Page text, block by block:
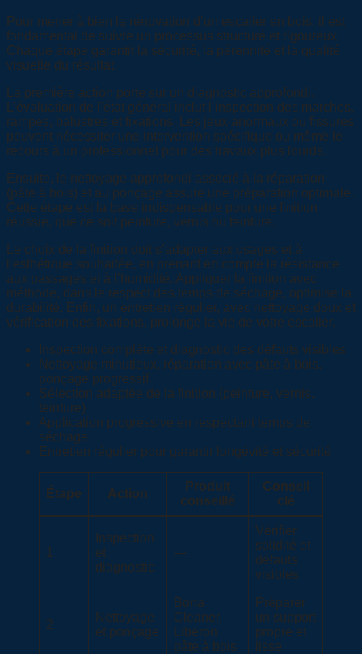
Pour mener à bien la rénovation d’un escalier en bois, il est
fondamental de suivre un processus structuré et rigoureux.
Chaque étape garantit la sécurité, la pérennité et la qualité
visuelle du résultat.
La première action porte sur un diagnostic approfondi.
L’évaluation de l’état général inclut l’inspection des marches,
rampes, balustres et fixations. Les jeux anormaux ou fissures
peuvent nécessiter une intervention spécifique ou même le
recours à un professionnel pour des travaux plus lourds.
Ensuite, le nettoyage approfondi associé à la réparation
(pâte à bois) et au ponçage assure une préparation optimale.
Cette étape est la base indispensable pour une finition
réussie, que ce soit peinture, vernis ou teinture.
Le choix de la finition doit s’adapter aux usages et à
l’esthétique souhaitée, en prenant en compte la résistance
aux passages et à l’humidité. Appliquer la finition avec
méthode, dans le respect des temps de séchage, optimise la
durabilité. Enfin, un entretien régulier, avec nettoyage doux et
vérification des fixations, prolonge la vie de votre escalier.
Inspection complète et diagnostic des défauts visibles
Nettoyage minutieux, réparation avec pâte à bois,
ponçage progressif
Sélection adaptée de la finition (peinture, vernis,
teinture)
Application progressive en respectant temps de
séchage
Entretien régulier pour garantir longévité et sécurité
Étape Action
Produit
conseillé
Conseil
clé
1
Inspection
et
diagnostic
—
Vérifier
solidité et
défauts
visibles
2
Nettoyage
et ponçage
Bona
Cleaner,
Liberon
pâte à bois
Préparer
un support
propre et
lisse